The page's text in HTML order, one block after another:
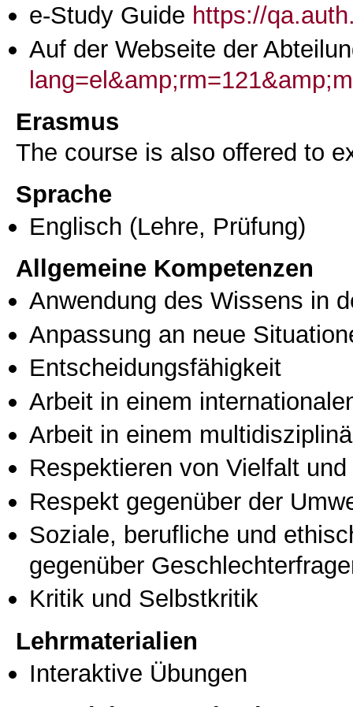
e-Study Guide https://
Auf der Webseite der
Erasmus
The course is also offered to
Sprache
Englisch (Lehre, Prüfung)
Allgemeine Kompetenzen
Anwendung des Wissens in
Anpassung an neue
Entscheidungsfähigkeit
Arbeit in einem
Arbeit in einem
Respektieren von Vielfalt
Respekt gegenüber der
Soziale, berufliche und
gegenüber
Kritik und Selbstkritik
Lehrmaterialien
Interaktive Übungen